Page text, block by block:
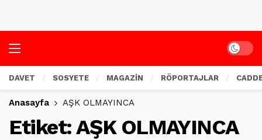
Dark
DAVET SOSYETE MAGAZİN RÖPORTAJLAR
Anasayfa AŞK OLMAYINCA
Etiket:AŞK OLMAYINCA